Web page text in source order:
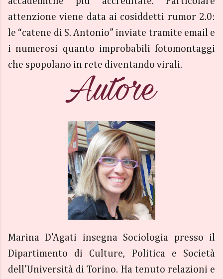
attenzione viene data ai cosiddetti rumor 2.0:
le “catene di S. Antonio” inviate tramite email e
i numerosi quanto improbabili fotomontaggi
che spopolano in rete diventando virali.
Marina D’Agati insegna Sociologia presso il
Dipartimento di Culture, Politica e Società
dell’Università di Torino. Ha tenuto relazioni e